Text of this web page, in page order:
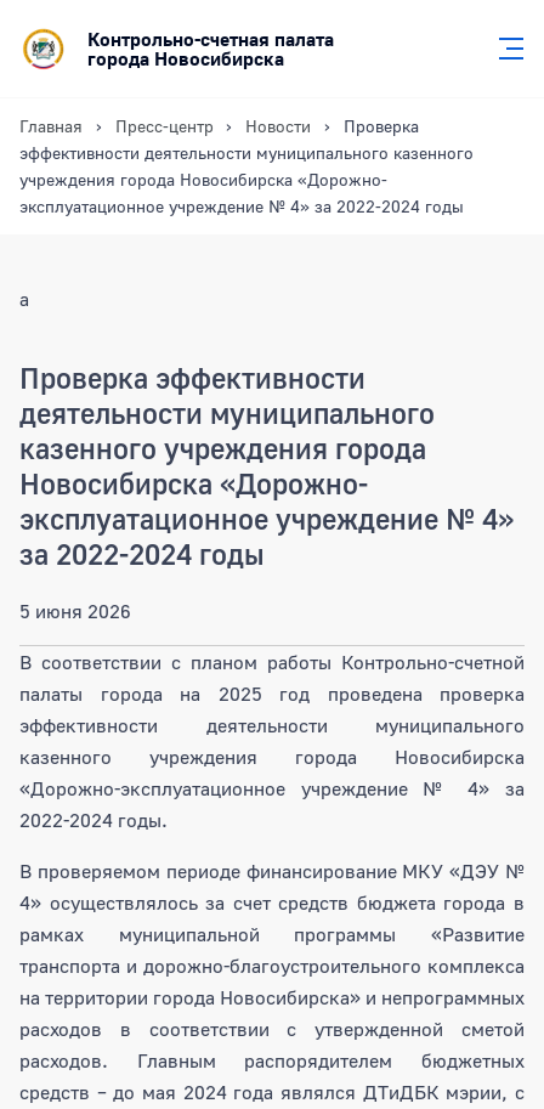
Контрольно-счетная палата
города Новосибирска
Главная Пресс-центр Новости
Проверка
эффективности деятельности муниципального казенного
учреждения города Новосибирска «Дорожно-
эксплуатационное учреждение № 4» за 2022-2024 годы
a
Проверка эффективности
деятельности муниципального
казенного учреждения города
Новосибирска «Дорожно-
эксплуатационное учреждение № 4»
за 2022-2024 годы
5 июня 2026
В соответствии с планом работы Контрольно-счетной
палаты города на 2025 год проведена проверка
эффективности деятельности муниципального
казенного учреждения города Новосибирска
«Дорожно-эксплуатационное учреждение № 4» за
2022-2024 годы.
В проверяемом периоде финансирование МКУ «ДЭУ №
4» осуществлялось за счет средств бюджета города в
рамках муниципальной программы «Развитие
транспорта и дорожно-благоустроительного комплекса
на территории города Новосибирска» и непрограммных
расходов в соответствии с утвержденной сметой
расходов. Главным распорядителем бюджетных
средств – до мая 2024 года являлся ДТиДБК мэрии, с